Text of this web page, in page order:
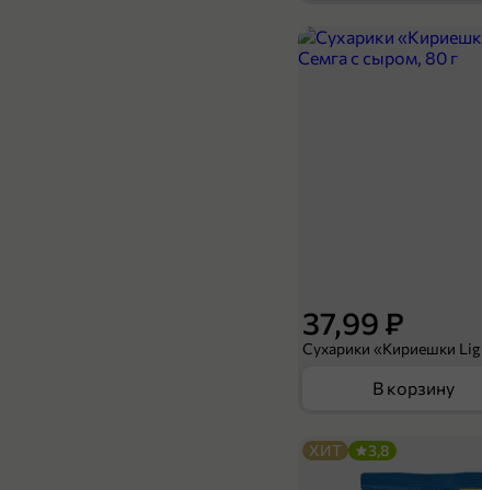
37,99 ₽
В корзину
ХИТ 3,8